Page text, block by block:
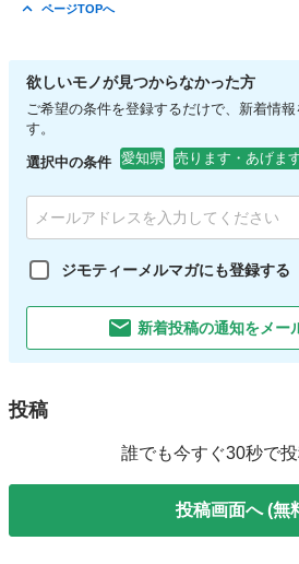
ページTOPへ
欲しいモノが見つからなかった方
ご希望の条件を登録するだけで、新着情
す。
選択中の条件 愛知県 売ります・あげま
ジモティーメルマガにも登録する
新着投稿の通知をメー
投稿
誰でも今すぐ30秒で
投稿画面へ (無